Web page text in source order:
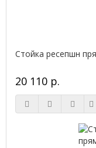
Стойка ресепшн
20 110 р.